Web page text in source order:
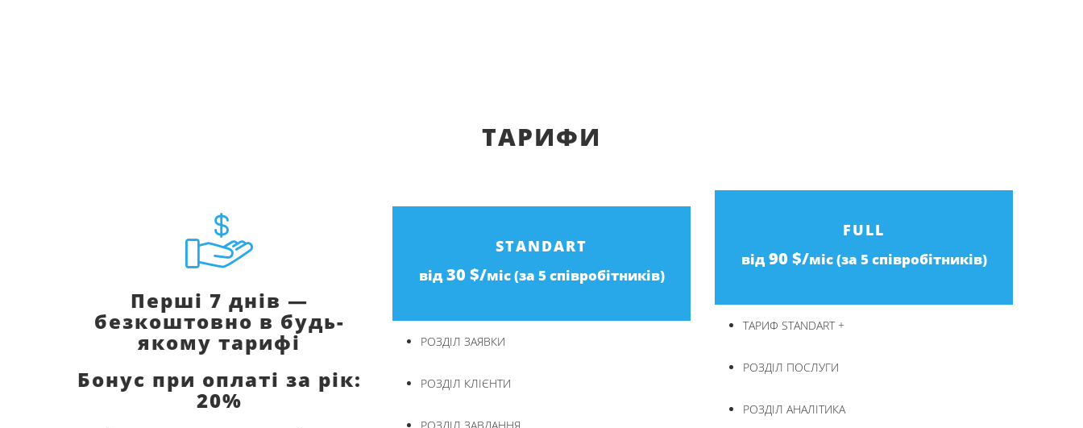
ТАРИФИ
Перші 7 днів —
безкоштовно в будь-
якому тарифі
Бонус при оплаті за рік:
20%
STANDART
від30 $/міс (за 5 співробітників)
РОЗДІЛ ЗАЯВКИ
РОЗДІЛ КЛІЄНТИ
FULL
від90 $/міс (за 5 співробітників)
ТАРИФ STANDART +
РОЗДІЛ ПОСЛУГИ
РОЗДІЛ АНАЛІТИКА